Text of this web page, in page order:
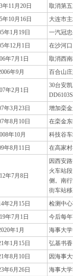
年11月20日
取消第
年10月16日
大连市
年1月19日
一汽冠
年12月1日
在沙河
年7月1日
取消西
年9月
百合山
年2月1日
30台安
年3月23日
增加栾
年8月10日
在栾金
年10月
科技谷
年8月11日
在高家
年7月8日
因西安
火车站
侧。南
街车站
年2月15日
检测中
年7月1日
今后每
年1月
海事大
年1月15日
弘基书
年8月10日
因海事
年6月26日
海事大